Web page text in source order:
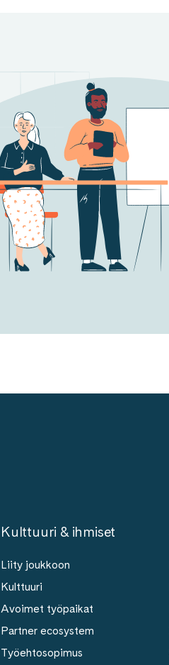
Kulttuuri & ihmiset
Liity joukkoon
Kulttuuri
Avoimet työpaikat
Partner ecosystem
Työehtosopimus